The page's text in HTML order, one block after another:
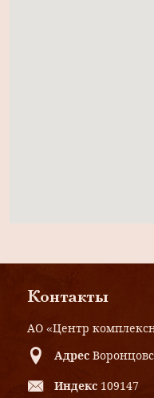
Контакты
АО «Центр
Адрес
Индекс 109147